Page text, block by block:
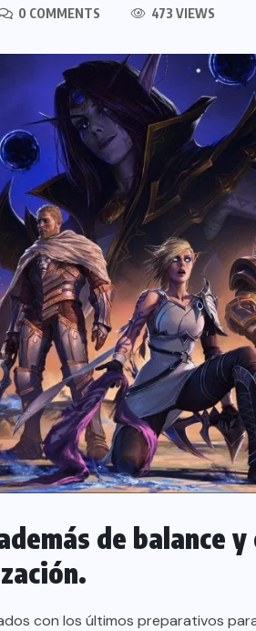
0 COMMENTS 473 VIEWS
de balance y
con los últimos preparativos